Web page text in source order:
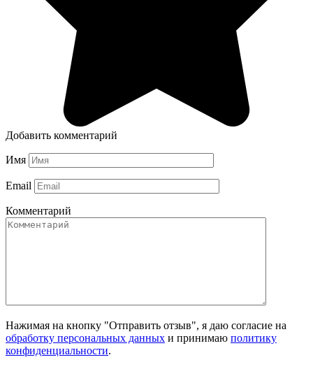
Добавить комментарий
Имя
Email
Комментарий
Нажимая на кнопку "Отправить отзыв", я даю согласие на
обработку персональных данных и принимаю политику
конфиденциальности.